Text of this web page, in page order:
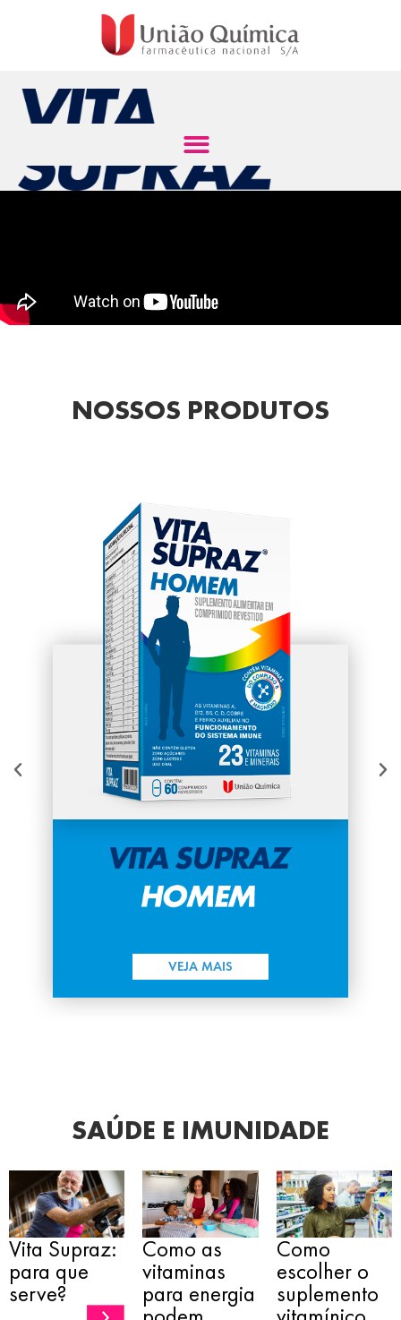
NOSSOS PRODUTOS
VEJA MAIS
SAÚDE E IMUNIDADE
Vita Supraz:
para que
serve?
Como as
vitaminas
para energia
Como
escolher o
suplemento